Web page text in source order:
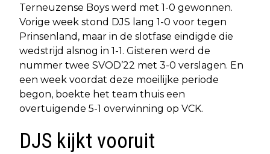
Terneuzense Boys werd met 1-0 gewonnen.
Vorige week stond DJS lang 1-0 voor tegen
Prinsenland, maar in de slotfase eindigde die
wedstrijd alsnog in 1-1. Gisteren werd de
nummer twee SVOD’22 met 3-0 verslagen. En
een week voordat deze moeilijke periode
begon, boekte het team thuis een
overtuigende 5-1 overwinning op VCK.
DJS kijkt vooruit